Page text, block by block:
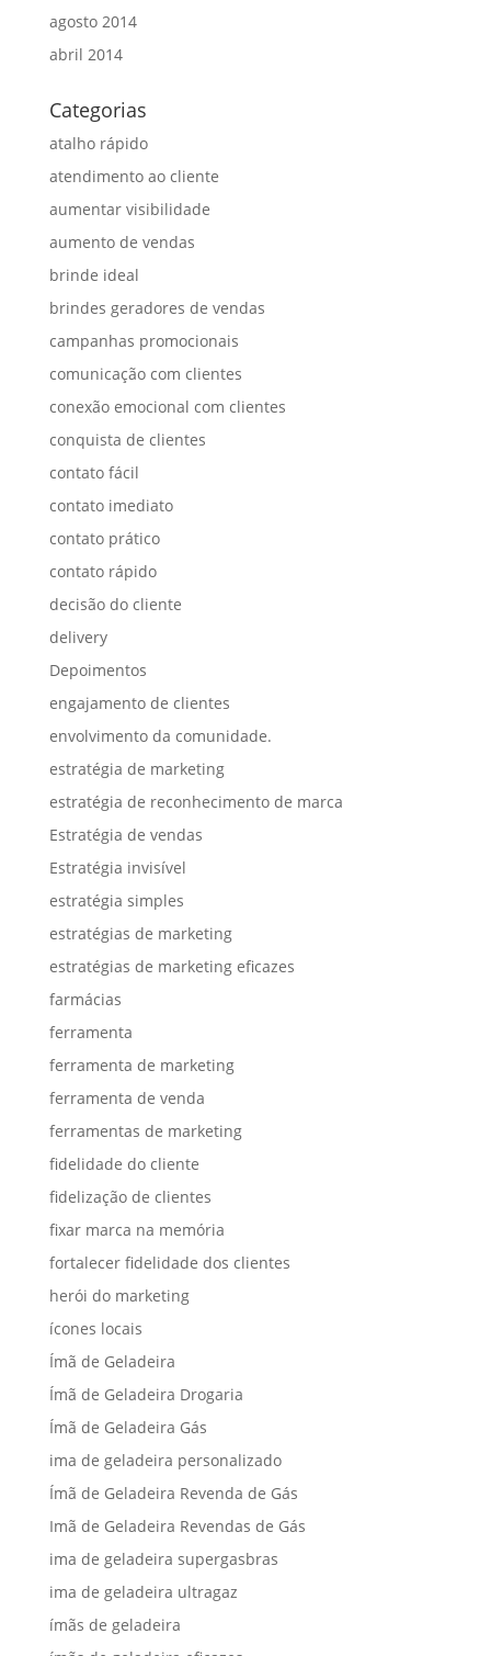
agosto 2014
abril 2014
Categorias
atalho rápido
atendimento ao cliente
aumentar visibilidade
aumento de vendas
brinde ideal
brindes geradores de vendas
campanhas promocionais
comunicação com clientes
conexão emocional com clientes
conquista de clientes
contato fácil
contato imediato
contato prático
contato rápido
decisão do cliente
delivery
Depoimentos
engajamento de clientes
envolvimento da comunidade.
estratégia de marketing
estratégia de reconhecimento de marca
Estratégia de vendas
Estratégia invisível
estratégia simples
estratégias de marketing
estratégias de marketing eficazes
farmácias
ferramenta
ferramenta de marketing
ferramenta de venda
ferramentas de marketing
fidelidade do cliente
fidelização de clientes
fixar marca na memória
fortalecer fidelidade dos clientes
herói do marketing
ícones locais
Ímã de Geladeira
Ímã de Geladeira Drogaria
Ímã de Geladeira Gás
ima de geladeira personalizado
Ímã de Geladeira Revenda de Gás
Imã de Geladeira Revendas de Gás
ima de geladeira supergasbras
ima de geladeira ultragaz
ímãs de geladeira